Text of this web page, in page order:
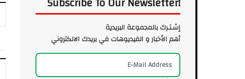
إشـتـرك بالمجموعة البريدية
أهم الأخبار و الفيديوهات في بريدك الالكتروني